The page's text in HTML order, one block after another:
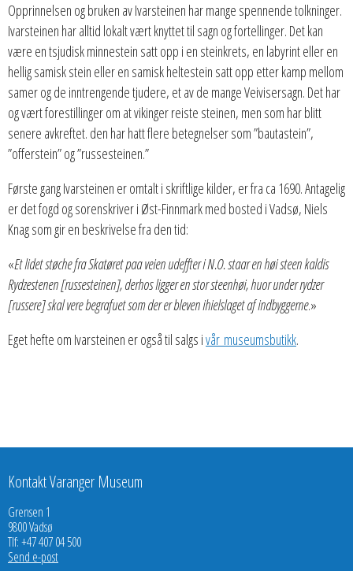
Opprinnelsen og bruken av Ivarsteinen har mange spennende tolkninger.
Ivarsteinen har alltid lokalt vært knyttet til sagn og fortellinger. Det kan
være en tsjudisk minnestein satt opp i en steinkrets, en labyrint eller en
hellig samisk stein eller en samisk heltestein satt opp etter kamp mellom
samer og de inntrengende tjudere, et av de mange Veivisersagn. Det har
og vært forestillinger om at vikinger reiste steinen, men som har blitt
senere avkreftet. den har hatt flere betegnelser som ”bautastein”,
”offerstein” og ”russesteinen.”
Første gang Ivarsteinen er omtalt i skriftlige kilder, er fra ca 1690. Antagelig
er det fogd og sorenskriver i Øst-Finnmark med bosted i Vadsø, Niels
Knag som gir en beskrivelse fra den tid:
«Et lidet støche fra Skatøret paa veien udeffter i N.O. staar en høi steen kaldis
Rydzestenen [russesteinen], derhos ligger en stor steenhøi, huor under rydzer
[russere] skal vere begrafuet som der er bleven ihielslaget af indbyggerne.»
Eget hefte om Ivarsteinen er også til salgs ivår museumsbutikk.
Kontakt Varanger Museum
Grensen 1
9800 Vadsø
Tlf: +47 407 04 500
Send e-post